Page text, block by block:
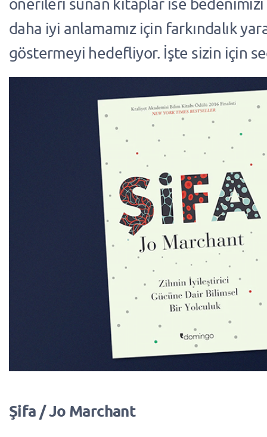
daha iyi anlamamız için farkındalık
göstermeyi hedefliyor. İşte sizin için
Şifa / Jo Marchant